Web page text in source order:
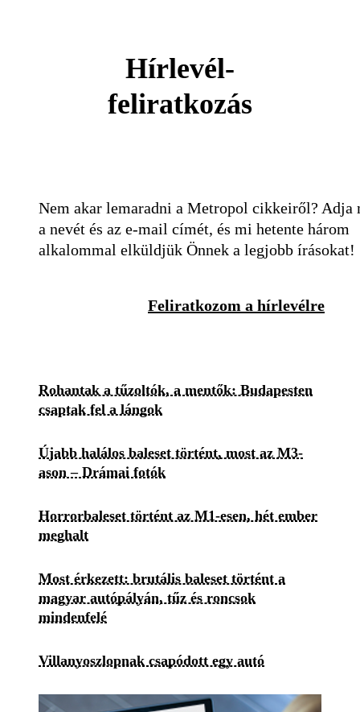
Hírlevél-
feliratkozás
Nem akar lemaradni a Metropol cikkeiről? Adja
a nevét és az e-mail címét, és mi hetente három
alkalommal elküldjük Önnek a legjobb írásokat!
Feliratkozom a hírlevélre
Rohantak a tűzoltók, a mentők: Budapesten
csaptak fel a lángok
Újabb halálos baleset történt, most az M3-
ason – Drámai fotók
Horrorbaleset történt az M1-esen, hét ember
meghalt
Most érkezett: brutális baleset történt a
magyar autópályán, tűz és roncsok
mindenfelé
Villanyoszlopnak csapódott egy autó